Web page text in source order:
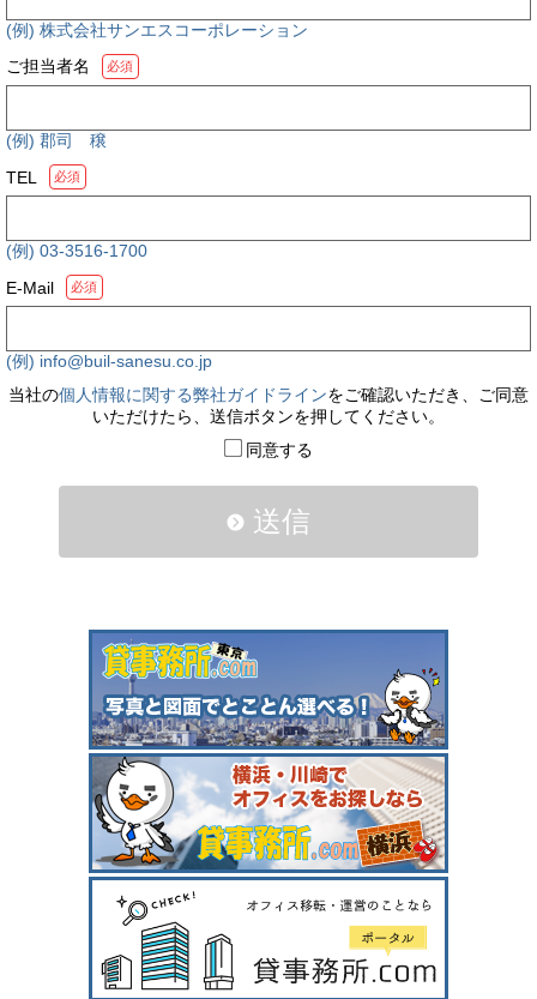
(例) 株式会社サンエスコーポレーション
ご担当者名
必須
(例) 郡司 穣
TEL
必須
(例) 03-3516-1700
E-Mail
必須
(例) info@buil-sanesu.co.jp
当社の個人情報に関する弊社ガイドラインをご確認いただき、ご同意
いただけたら、送信ボタンを押してください。
同意する
送信